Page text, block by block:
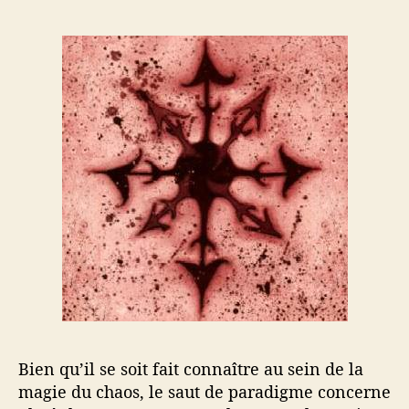
Bien qu’il se soit fait connaître au sein de la
magie du chaos, le saut de paradigme concerne